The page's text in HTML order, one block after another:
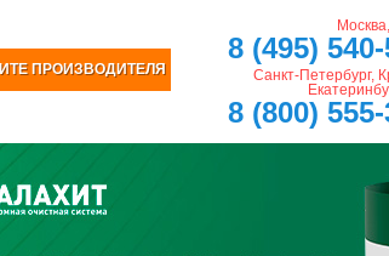
ПРОИЗВОДИТЕЛЯ
8 (495)
Санкт-Петербург,
8 (800)